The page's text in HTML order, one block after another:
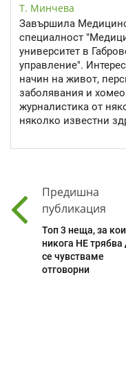
Т. Минчева
Завършила
специалност
университет в
управление".
начин на живот,
заболявания и
журналистика от
няколко известни
Предишна
публикация
Топ 3 неща, за
никога НЕ трябва
се чувстваме
отговорни